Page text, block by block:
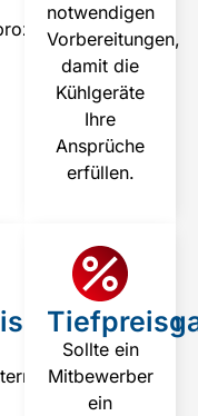
von
notwendigen
Vorbereitungen,
damit die
Kühlgeräte
Ihre
Ansprüche
erfüllen.
Sollte ein
Mitbewerber
ein